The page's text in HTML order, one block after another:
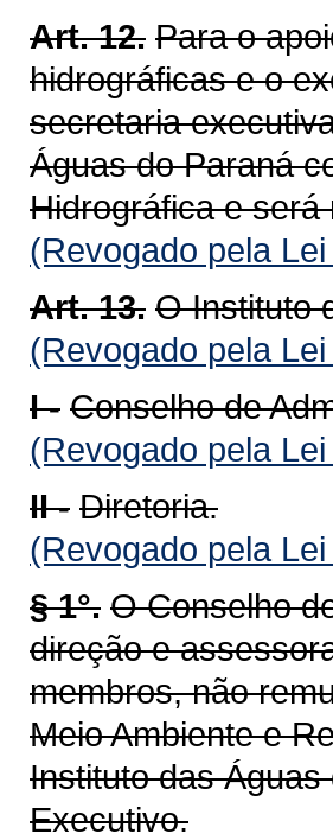
Art. 12. Para o
hidrográficas e o
secretaria
Águas do Paraná
Hidrográfica e
(Revogado pela
Art. 13. O Instituto
(Revogado pela
I - Conselho de
(Revogado pela
II - Diretoria.
(Revogado pela
§ 1°. O Conselho
direção e
membros, não
Meio Ambiente e
Instituto das
Executivo.